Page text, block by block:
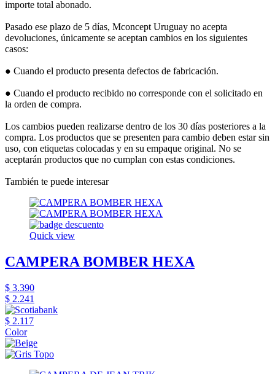
importe total abonado.
Pasado ese plazo de 5 días, Mconcept Uruguay no acepta
devoluciones, únicamente se aceptan cambios en los siguientes
casos:
● Cuando el producto presenta defectos de fabricación.
● Cuando el producto recibido no corresponde con el solicitado en
la orden de compra.
Los cambios pueden realizarse dentro de los 30 días posteriores a la
compra. Los productos que se presenten para cambio deben estar sin
uso, con etiquetas colocadas y en su empaque original. No se
aceptarán productos que no cumplan con estas condiciones.
También te puede interesar
Quick view
CAMPERA BOMBER HEXA
$ 3.390
$ 2.241
$ 2.117
Color